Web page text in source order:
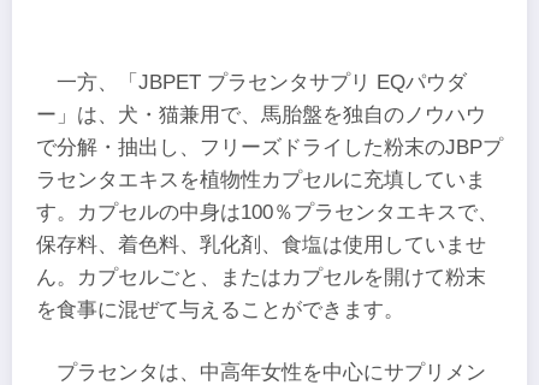
一方、「JBPET プラセンタサプリ EQパウダ
ー」は、犬・猫兼用で、馬胎盤を独自のノウハウ
で分解・抽出し、フリーズドライした粉末のJBPプ
ラセンタエキスを植物性カプセルに充填していま
す。カプセルの中身は100％プラセンタエキスで、
保存料、着色料、乳化剤、食塩は使用していませ
ん。カプセルごと、またはカプセルを開けて粉末
を食事に混ぜて与えることができます。
プラセンタは、中高年女性を中心にサプリメン